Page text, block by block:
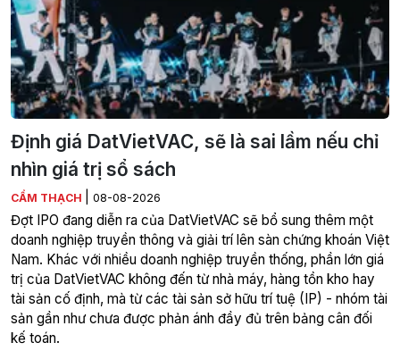
Định giá DatVietVAC, sẽ là sai lầm nếu chỉ
nhìn giá trị sổ sách
CẨM THẠCH 08-08-2026
Đợt IPO đang diễn ra của DatVietVAC sẽ bổ sung thêm một
doanh nghiệp truyền thông và giải trí lên sàn chứng khoán Việt
Nam. Khác với nhiều doanh nghiệp truyền thống, phần lớn giá
trị của DatVietVAC không đến từ nhà máy, hàng tồn kho hay
tài sản cố định, mà từ các tài sản sở hữu trí tuệ (IP) - nhóm tài
sản gần như chưa được phản ánh đầy đủ trên bảng cân đối
kế toán.